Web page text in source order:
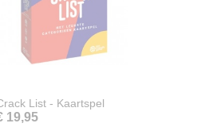
List - Kaartspel
19,95